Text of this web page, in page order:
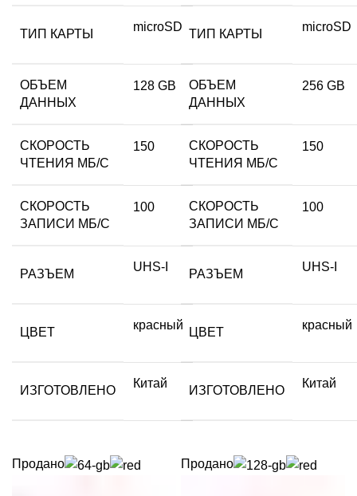
ТИП КАРТЫ
microSD
ОБЪЕМ
ДАННЫХ
128 GB
СКОРОСТЬ
ЧТЕНИЯ МБ/С
150
СКОРОСТЬ
ЗАПИСИ МБ/С
100
РАЗЪЕМ
UHS-I
ЦВЕТ
красный
ИЗГОТОВЛЕНО
Китай
ТИП КАРТЫ
microSD
ОБЪЕМ
ДАННЫХ
256 GB
СКОРОСТЬ
ЧТЕНИЯ МБ/С
150
СКОРОСТЬ
ЗАПИСИ МБ/С
100
РАЗЪЕМ
UHS-I
ЦВЕТ
красный
ИЗГОТОВЛЕНО
Китай
Продано Продано